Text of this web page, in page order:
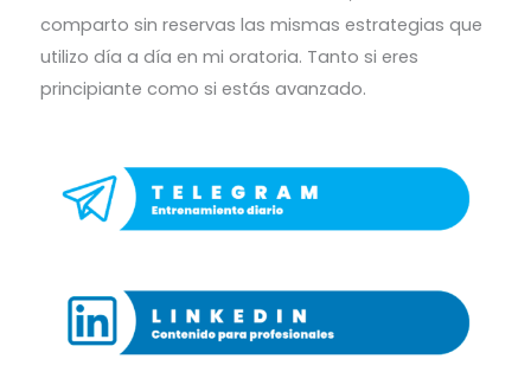
comparto sin reservas las mismas estrategias que
utilizo día a día en mi oratoria. Tanto si eres
principiante como si estás avanzado.